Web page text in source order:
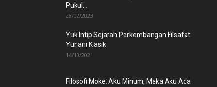
Pukul...
28/02/2023
Yuk Intip Sejarah Perkembangan Filsafat
Yunani Klasik
14/10/2021
Filosofi Moke: Aku Minum, Maka Aku Ada